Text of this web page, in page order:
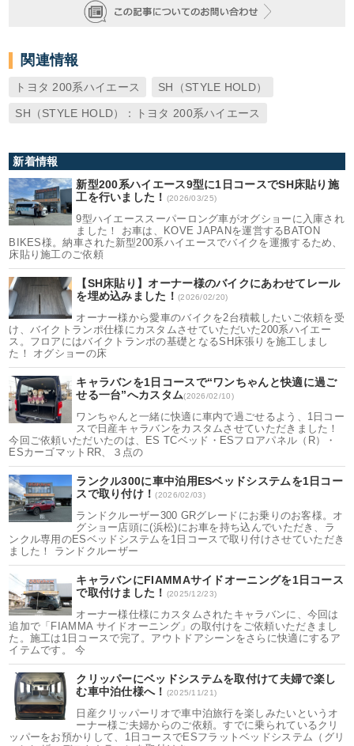
関連情報
トヨタ 200系ハイエース SH（STYLE HOLD）
SH（STYLE HOLD）：トヨタ 200系ハイエース
新着情報
新型200系ハイエース9型に1日コースでSH床貼り施
工を行いました！ (2026/03/25)
9型ハイエーススーパーロング車がオグショーに入庫され
ました！ お車は、KOVE JAPANを運営するBATON
BIKES様。納車された新型200系ハイエースでバイクを運搬するため、
床貼り施工のご依頼
【SH床貼り】オーナー様のバイクにあわせてレール
を埋め込みました！ (2026/02/20)
オーナー様から愛車のバイクを2台積載したいご依頼を受
け、バイクトランポ仕様にカスタムさせていただいた200系ハイエー
ス。フロアにはバイクトランポの基礎となるSH床張りを施工しまし
た！ オグショーの床
キャラバンを1日コースで“ワンちゃんと快適に過ご
せる一台”へカスタム(2026/02/10)
ワンちゃんと一緒に快適に車内で過ごせるよう、1日コー
スで日産キャラバンをカスタムさせていただきました！
今回ご依頼いただいたのは、ES TCベッド・ESフロアパネル（R）・
ESカーゴマットRR、３点の
ランクル300に車中泊用ESベッドシステムを1日コー
スで取り付け！(2026/02/03)
ランドクルーザー300 GRグレードにお乗りのお客様。オ
グショー店頭に(浜松)にお車を持ち込んでいただき、ラ
ンクル専用のESベッドシステムを1日コースで取り付けさせていただき
ました！ ランドクルーザー
キャラバンにFIAMMAサイドオーニングを1日コース
で取付けました！ (2025/12/23)
オーナー様仕様にカスタムされたキャラバンに、今回は
追加で「FIAMMA サイドオーニング」の取付けをご依頼いただきまし
た。施工は1日コースで完了。アウトドアシーンをさらに快適にするア
イテムです。 今
クリッパーにベッドシステムを取付けて夫婦で楽し
む車中泊仕様へ！ (2025/11/21)
日産クリッパーリオで車中泊旅行を楽しみたいというオ
ーナー様ご夫婦からのご依頼。すでに乗られているクリ
ッパーをお預かりして、1日コースでESフラットベッドシステム（グリ